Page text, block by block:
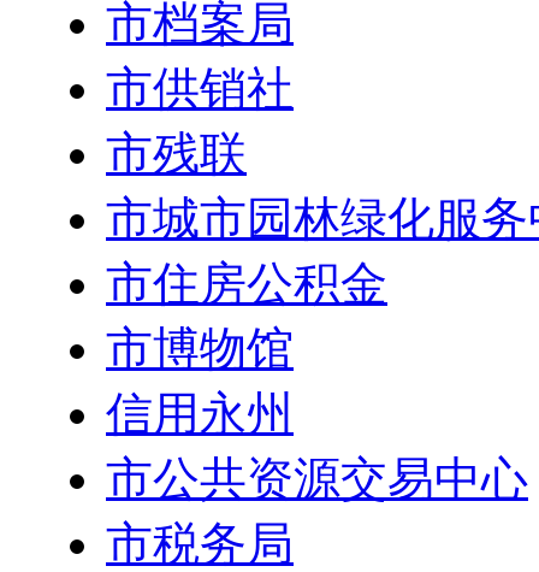
市档案局
市供销社
市残联
市城市园林绿化服
市住房公积金
市博物馆
信用永州
市公共资源交易中心
市税务局